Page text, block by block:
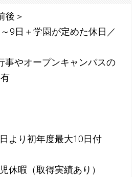
後＞
9日＋学園が定めた休日／
やオープンキャンパスの
より初年度最大10日付
休暇（取得実績あり）